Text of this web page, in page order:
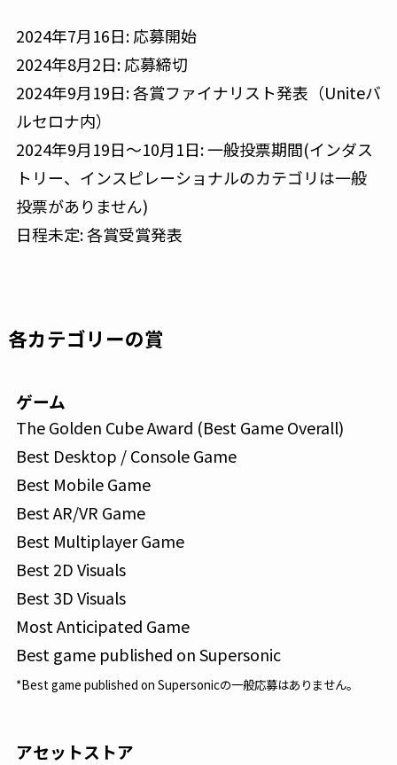
2024年7月16日: 応募開始
2024年8月2日: 応募締切
2024年9月19日: 各賞ファイナリスト発表（Uniteバ
ルセロナ内）
2024年9月19日〜10月1日: 一般投票期間(インダス
トリー、インスピレーショナルのカテゴリは一般
投票がありません)
日程未定: 各賞受賞発表
各カテゴリーの賞
ゲーム
The Golden Cube Award (Best Game Overall)
Best Desktop / Console Game
Best Mobile Game
Best AR/VR Game
Best Multiplayer Game
Best 2D Visuals
Best 3D Visuals
Most Anticipated Game
Best game published on Supersonic
*Best game published on Supersonicの一般応募はありません。
アセットストア